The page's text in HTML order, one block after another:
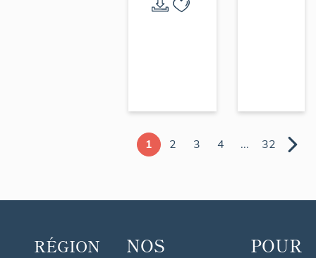
1 2 3 4 ... 32
RÉGION
NOS
POUR